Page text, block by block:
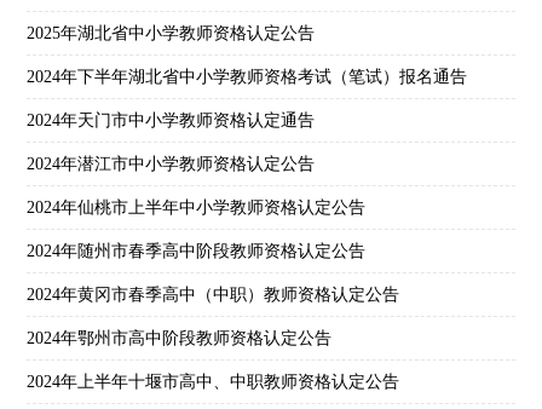
2025年湖北省中小学教师资格认定公告
2024年下半年湖北省中小学教师资格考试（笔试）报名通告
2024年天门市中小学教师资格认定通告
2024年潜江市中小学教师资格认定公告
2024年仙桃市上半年中小学教师资格认定公告
2024年随州市春季高中阶段教师资格认定公告
2024年黄冈市春季高中（中职）教师资格认定公告
2024年鄂州市高中阶段教师资格认定公告
2024年上半年十堰市高中、中职教师资格认定公告